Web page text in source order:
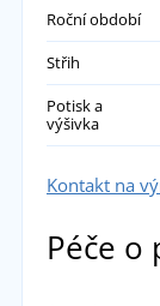
perfektní
se
I přesto
přidáno
Monika
černé
Roční období
Střih
Potisk a
výšivka
Kontakt na
Péče